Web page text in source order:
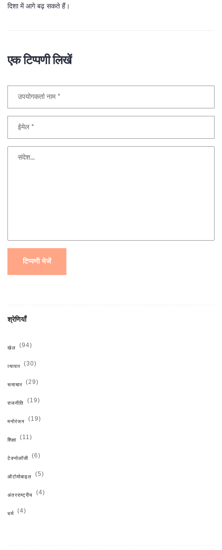
दिशा में आगे बढ़ सकते हैं।
एक टिप्पणी लिखें
टिप्पणी भेजें
श्रेणियाँ
खेल (94)
व्यापार (30)
समाचार (29)
राजनीति (19)
मनोरंजन (19)
शिक्षा (11)
टेक्नोलॉजी (6)
ऑटोमोबाइल (5)
अंतरराष्ट्रीय (4)
धर्म (4)